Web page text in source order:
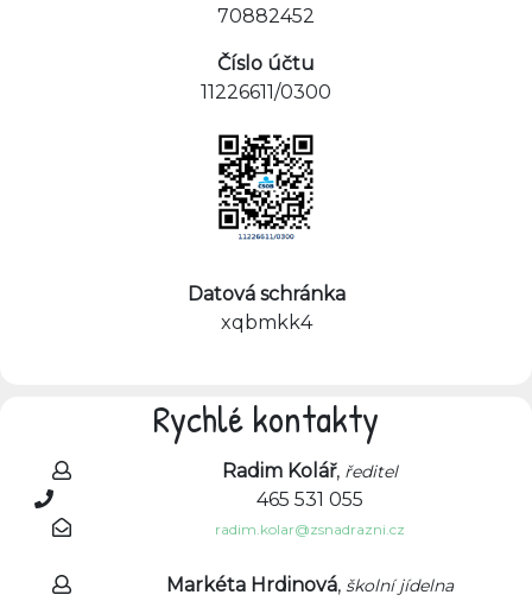
70882452
Číslo účtu
11226611/0300
Datová schránka
xqbmkk4
Rychlé kontakty
Radim Kolář, ředitel
465 531 055
radim.kolar@zsnadrazni.cz
Markéta Hrdinová,školní jídelna